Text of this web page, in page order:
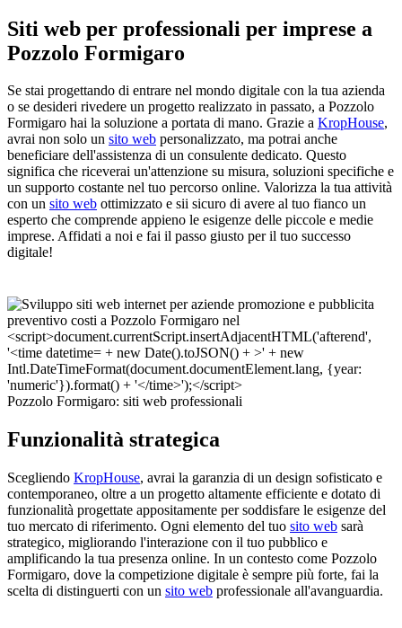
Siti web per professionali per imprese a
Pozzolo Formigaro
Se stai progettando di entrare nel mondo digitale con la tua azienda
o se desideri rivedere un progetto realizzato in passato, a Pozzolo
Formigaro hai la soluzione a portata di mano. Grazie a KropHouse,
avrai non solo un sito web personalizzato, ma potrai anche
beneficiare dell'assistenza di un consulente dedicato. Questo
significa che riceverai un'attenzione su misura, soluzioni specifiche e
un supporto costante nel tuo percorso online. Valorizza la tua attività
con un sito web ottimizzato e sii sicuro di avere al tuo fianco un
esperto che comprende appieno le esigenze delle piccole e medie
imprese. Affidati a noi e fai il passo giusto per il tuo successo
digitale!
Pozzolo Formigaro: siti web professionali
Funzionalità strategica
Scegliendo KropHouse, avrai la garanzia di un design sofisticato e
contemporaneo, oltre a un progetto altamente efficiente e dotato di
funzionalità progettate appositamente per soddisfare le esigenze del
tuo mercato di riferimento. Ogni elemento del tuo sito web sarà
strategico, migliorando l'interazione con il tuo pubblico e
amplificando la tua presenza online. In un contesto come Pozzolo
Formigaro, dove la competizione digitale è sempre più forte, fai la
scelta di distinguerti con un sito web professionale all'avanguardia.